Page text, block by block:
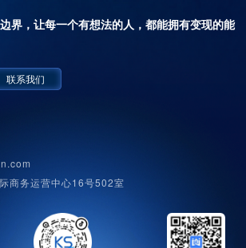
界， 让每一个有想法的人，都能拥有变现的能
联系我们
商务运营中心16号502室